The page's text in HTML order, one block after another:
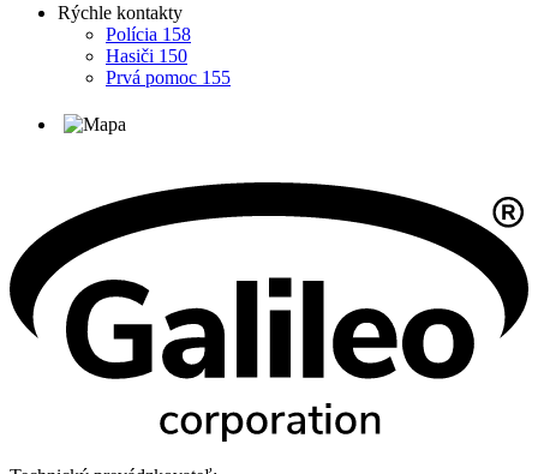
Rýchle kontakty
Polícia 158
Hasiči 150
Prvá pomoc 155